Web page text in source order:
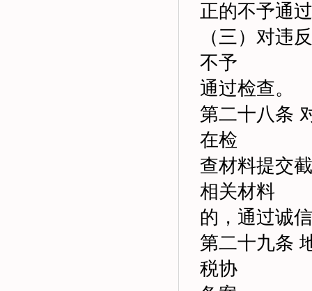
正的不予通
（三）对违
不予
通过检查。
第二十八条
在检
查材料提交
相关材料
的，通过诚
第二十九条
税协